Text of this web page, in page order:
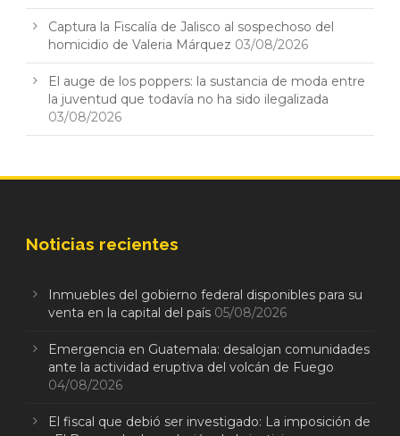
Captura la Fiscalía de Jalisco al sospechoso del
homicidio de Valeria Márquez 03/08/2026
El auge de los poppers: la sustancia de moda entre
la juventud que todavía no ha sido ilegalizada
03/08/2026
Noticias recientes
Inmuebles del gobierno federal disponibles para su
venta en la capital del país 05/08/2026
Emergencia en Guatemala: desalojan comunidades
ante la actividad eruptiva del volcán de Fuego
04/08/2026
El fiscal que debió ser investigado: La imposición de